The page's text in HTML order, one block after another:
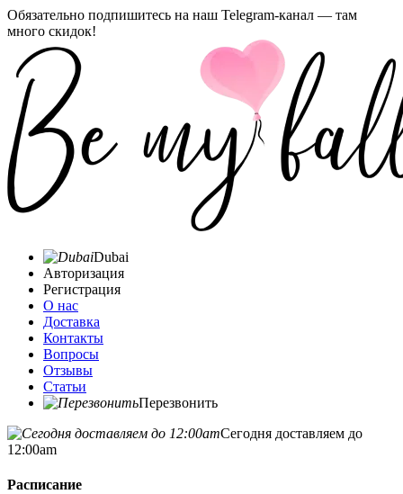
Обязательно подпишитесь на наш Telegram-канал — там
много скидок!
Dubai
Авторизация
Регистрация
О нас
Доставка
Контакты
Вопросы
Отзывы
Статьи
Перезвонить
Сегодня доставляем до
12:00am
Расписание